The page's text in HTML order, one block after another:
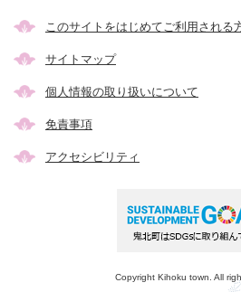
このサイトをはじめてご利用される
サイトマップ
個人情報の取り扱いについて
免責事項
アクセシビリティ
Copyright Kihoku town. All